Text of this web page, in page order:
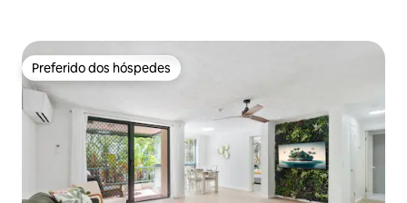
Preferido dos hóspedes
Preferido dos hóspedes